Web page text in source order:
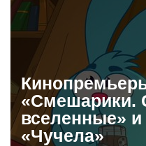
«Смешарики.
вселенные»
«Чучела»